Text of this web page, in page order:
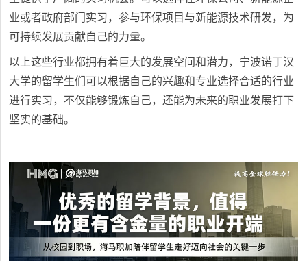
业或者政府部门实习，参与环保项目与新能源技术研发，为
可持续发展贡献自己的力量。
以上这些行业都拥有着巨大的发展空间和潜力，宁波诺丁汉
大学的留学生们可以根据自己的兴趣和专业选择合适的行业
进行实习，不仅能够锻炼自己，还能为未来的职业发展打下
坚实的基础。